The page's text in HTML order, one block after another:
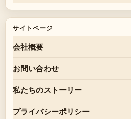
サイトページ
会社概要
お問い合わせ
私たちのストーリー
プライバシーポリシー